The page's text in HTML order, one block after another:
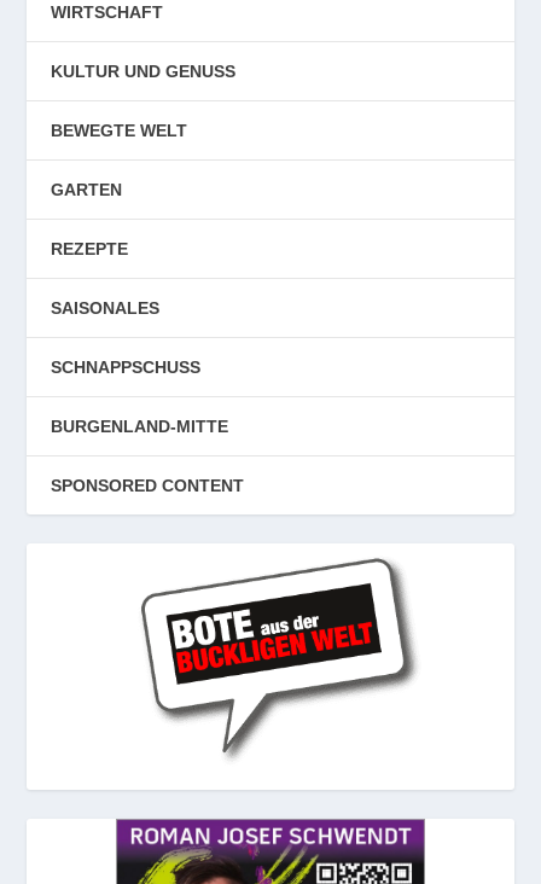
WIRTSCHAFT
KULTUR UND GENUSS
BEWEGTE WELT
GARTEN
REZEPTE
SAISONALES
SCHNAPPSCHUSS
BURGENLAND-MITTE
SPONSORED CONTENT